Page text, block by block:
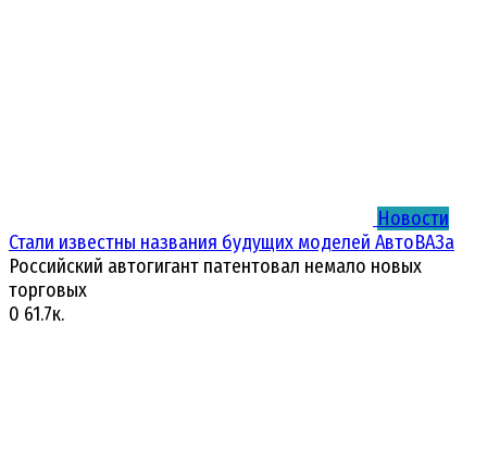
Новости
Стали известны названия будущих моделей АвтоВАЗа
Российский автогигант патентовал немало новых
торговых
0 61.7к.